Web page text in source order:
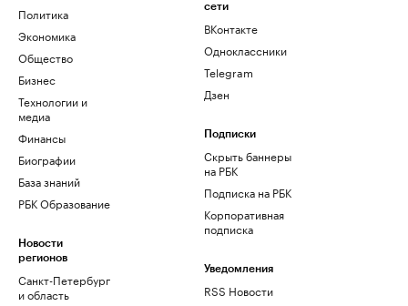
Политика
Экономика
Общество
Бизнес
Технологии и
медиа
Финансы
Биографии
База знаний
РБК Образование
Новости
регионов
Санкт-Петербург
и область
сети
ВКонтакте
Одноклассники
Telegram
Дзен
Подписки
Скрыть баннеры
на РБК
Подписка на РБК
Корпоративная
подписка
Уведомления
RSS Новости